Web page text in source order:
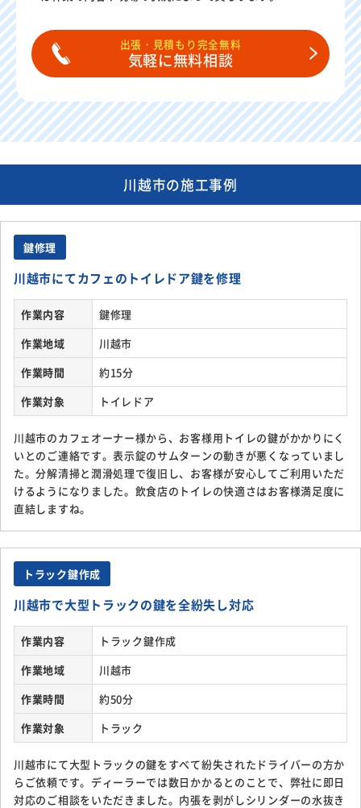
出張・見積もり完全無料
気軽に無料相談
川越市の施工事例
鍵修理
川越市にてカフェのトイレドア鍵を修理
作業内容
鍵修理
作業地域
川越市
作業時間
約15分
作業対象
トイレドア
川越市のカフェオーナー様から、お客様用トイレの鍵がかかりにく
いとのご連絡です。表示錠のサムターンの動きが悪くなっていまし
た。分解清掃と潤滑処理で復旧し、お客様が安心してご利用いただ
けるようになりました。飲食店のトイレの快適さはお客様満足度に
直結しますね。
トラック鍵作成
川越市で大型トラックの鍵を全紛失し対応
作業内容
トラック鍵作成
作業地域
川越市
作業時間
約50分
作業対象
トラック
川越市にて大型トラックの鍵をすべて紛失されたドライバーの方か
らご依頼です。ディーラーでは数日かかるとのことで、弊社に即日
対応のご相談をいただきました。内張を剥がしシリンダーの水抜き